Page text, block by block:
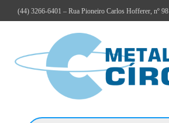
(44) 3266-6401 – Rua Pioneiro Carlos Hofferer, nº 98